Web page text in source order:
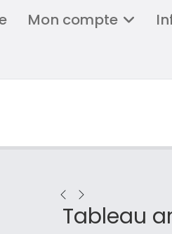
Mon compte
Tableau